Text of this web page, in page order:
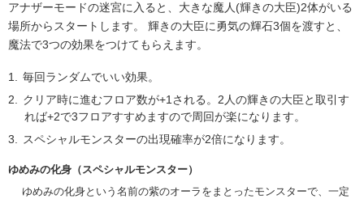
アナザーモードの迷宮に入ると、大きな魔人(輝きの大臣)2体がいる
場所からスタートします。 輝きの大臣に勇気の輝石3個を渡すと、
魔法で3つの効果をつけてもらえます。
毎回ランダムでいい効果。
クリア時に進むフロア数が+1される。2人の輝きの大臣と取引す
れば+2で3フロアすすめますので周回が楽になります。
スペシャルモンスターの出現確率が2倍になります。
ゆめみの化身（スペシャルモンスター）
ゆめみの化身という名前の紫のオーラをまとったモンスターで、一定